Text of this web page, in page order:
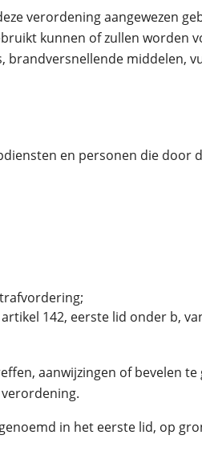
verordening aangewezen
kunnen of zullen worden
brandversnellende middelen,
en personen die door
142, eerste lid onder b,
aanwijzingen of bevelen te
in het eerste lid, op